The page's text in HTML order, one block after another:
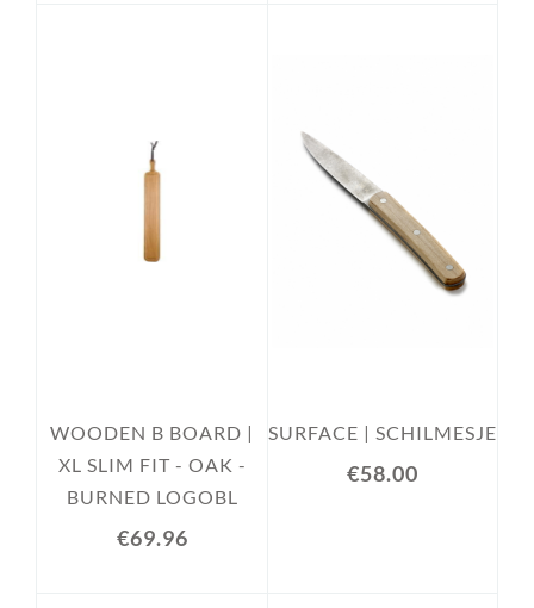
WOODEN B BOARD |
XL SLIM FIT - OAK -
BURNED LOGOBL
€69.96
SURFACE | SCHILMESJE
€58.00